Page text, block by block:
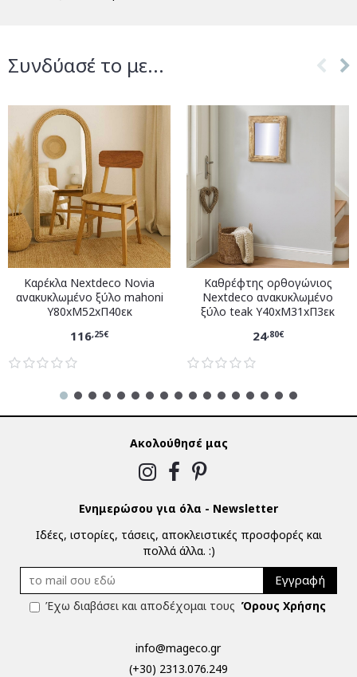
Συνδύασέ το με...
Καρέκλα Nextdeco Novia
ανακυκλωμένο ξύλο mahoni
Υ80xM52xΠ40εκ
116,25€
Καθρέφτης ορθογώνιος
Nextdeco ανακυκλωμένο
ξύλο teak Υ40xM31xΠ3εκ
24,80€
Ακολούθησέ μας
Ενημερώσου για όλα - Newsletter
Ιδέες, ιστορίες, τάσεις, αποκλειστικές προσφορές και
πολλά άλλα. :)
Εγγραφή
Έχω διαβάσει και αποδέχομαι τους Όρους Χρήσης
info@mageco.gr
(+30) 2313.076.249